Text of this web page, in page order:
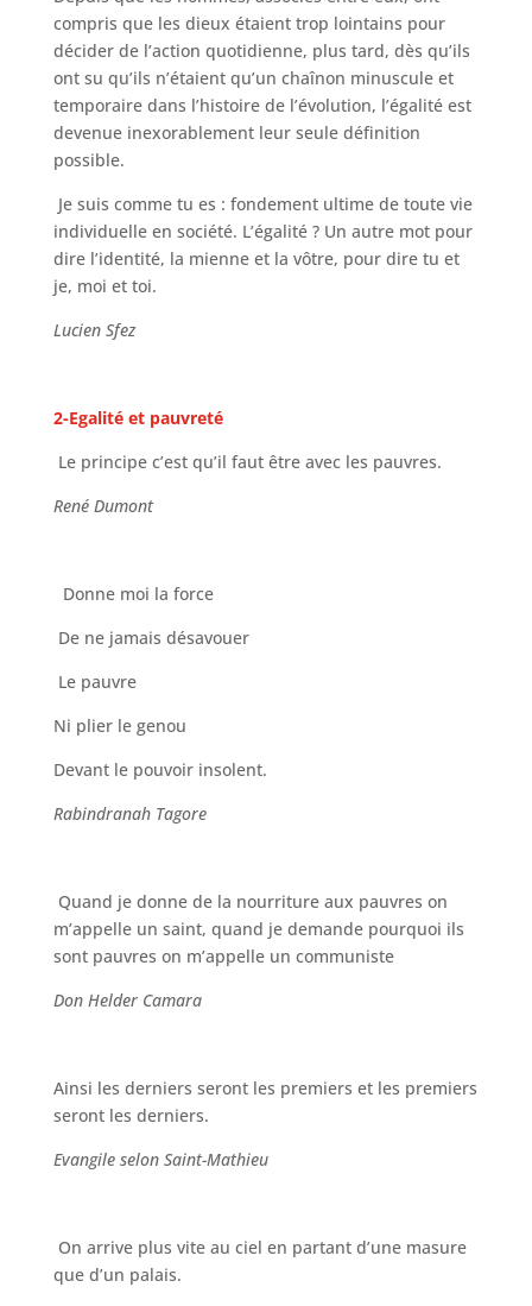
compris que les dieux étaient trop lointains pour
décider de l’action quotidienne, plus tard, dès qu’ils
ont su qu’ils n’étaient qu’un chaînon minuscule et
temporaire dans l’histoire de l’évolution, l’égalité est
devenue inexorablement leur seule définition
possible.
Je suis comme tu es : fondement ultime de toute vie
individuelle en société. L’égalité ? Un autre mot pour
dire l’identité, la mienne et la vôtre, pour dire tu et
je, moi et toi.
Lucien Sfez
2-Egalité et pauvreté
Le principe c’est qu’il faut être avec les pauvres.
René Dumont
Donne moi la force
De ne jamais désavouer
Le pauvre
Ni plier le genou
Devant le pouvoir insolent.
Rabindranah Tagore
Quand je donne de la nourriture aux pauvres on
m’appelle un saint, quand je demande pourquoi ils
sont pauvres on m’appelle un communiste
Don Helder Camara
Ainsi les derniers seront les premiers et les premiers
seront les derniers.
Evangile selon Saint-Mathieu
On arrive plus vite au ciel en partant d’une masure
que d’un palais.